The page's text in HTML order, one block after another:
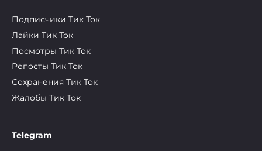
Подписчики Тик Ток
Лайки Тик Ток
Посмотры Тик Ток
Репосты Тик Ток
Сохранения Тик Ток
Жалобы Тик Ток
Telegram